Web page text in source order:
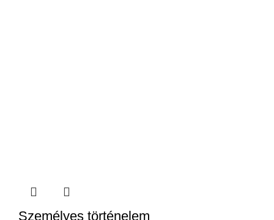
Személyes történelem